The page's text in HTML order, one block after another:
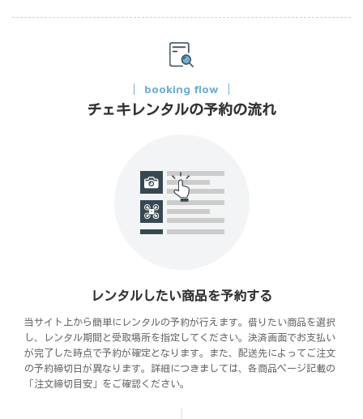
booking flow
チェキレンタルの予約の流れ
レンタルしたい商品を予約する
当サイト上から簡単にレンタルの予約が行えます。借りたい商品を選択
し、レンタル期間と受取場所を指定してください。決済画面でお支払い
が完了した時点で予約が確定となります。また、配送先によってご注文
の予約締切日が異なります。詳細につきましては、各商品ページ記載の
「注文締切目安」をご確認ください。